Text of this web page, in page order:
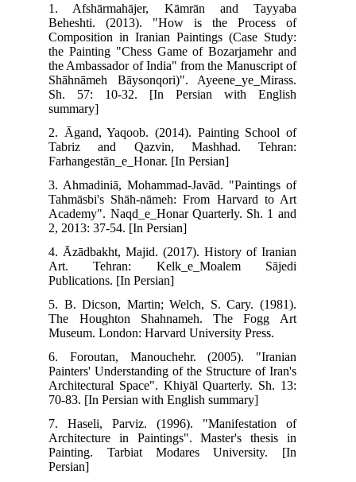
1. Afshārmahājer, Kāmrān and Tayyaba
Beheshti. (2013). "How is the Process of
Composition in Iranian Paintings (Case Study:
the Painting "Chess Game of Bozarjamehr and
the Ambassador of India" from the Manuscript of
Shāhnāmeh Bāysonqori)". Ayeene_ye_Mirass.
Sh. 57: 10-32. [In Persian with English
summary]
2. Āgand, Yaqoob. (2014). Painting School of
Tabriz and Qazvin, Mashhad. Tehran:
Farhangestān_e_Honar. [In Persian]
3. Ahmadiniā, Mohammad-Javād. "Paintings of
Tahmāsbi's Shāh-nāmeh: From Harvard to Art
Academy". Naqd_e_Honar Quarterly. Sh. 1 and
2, 2013: 37-54. [In Persian]
4. Āzādbakht, Majid. (2017). History of Iranian
Art. Tehran: Kelk_e_Moalem Sājedi
Publications. [In Persian]
5. B. Dicson, Martin; Welch, S. Cary. (1981).
The Houghton Shahnameh. The Fogg Art
Museum. London: Harvard University Press.
6. Foroutan, Manouchehr. (2005). "Iranian
Painters' Understanding of the Structure of Iran's
Architectural Space". Khiyāl Quarterly. Sh. 13:
70-83. [In Persian with English summary]
7. Haseli, Parviz. (1996). "Manifestation of
Architecture in Paintings". Master's thesis in
Painting. Tarbiat Modares University. [In